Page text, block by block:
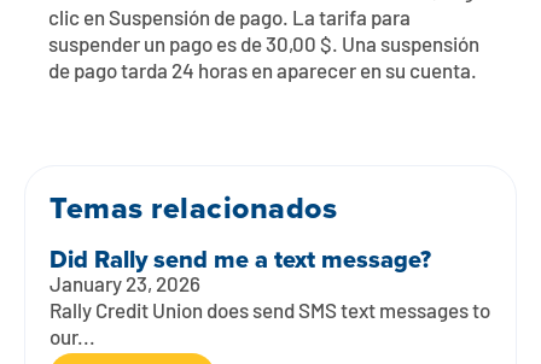
Calculadoras
Servicios
Preguntas frecuentes
Preguntas frecuentes
Miembro EDU
Medios de comunicación
Formularios
Ofertas especiales
Explorar la banca digital
Early Pay Day
Smart Card
Banco por teléfono
Banca digital 101
Póngase en contacto con
Carreras profesionales
Afiliación
Tarifas
Depósito
clic en Suspensión de pago. La tarifa para
suspender un pago es de 30,00 $. Una suspensión
de pago tarda 24 horas en aparecer en su cuenta.
Temas relacionados
Did Rally send me a text message?
January 23, 2026
Rally Credit Union does send SMS text messages to
our...